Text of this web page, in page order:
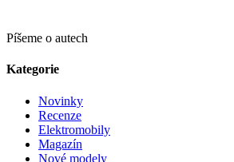
Píšeme o autech
Kategorie
Novinky
Recenze
Elektromobily
Magazín
Nové modely